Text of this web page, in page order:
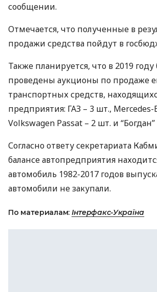
сообщении.
Отмечается, что полученные в
продажи средства пойдут в
Также планируется, что в 2019 году
проведены аукционы по продаже
транспортных средств,
предприятия: ГАЗ – 3 шт., Mercedes-
Volkswagen Passat – 2 шт. и
Согласно ответу секретариата
балансе автопредприятия
автомобиль 1982-2017 годов
автомобили не закупали.
По материалам: Інтерфакс-Україна